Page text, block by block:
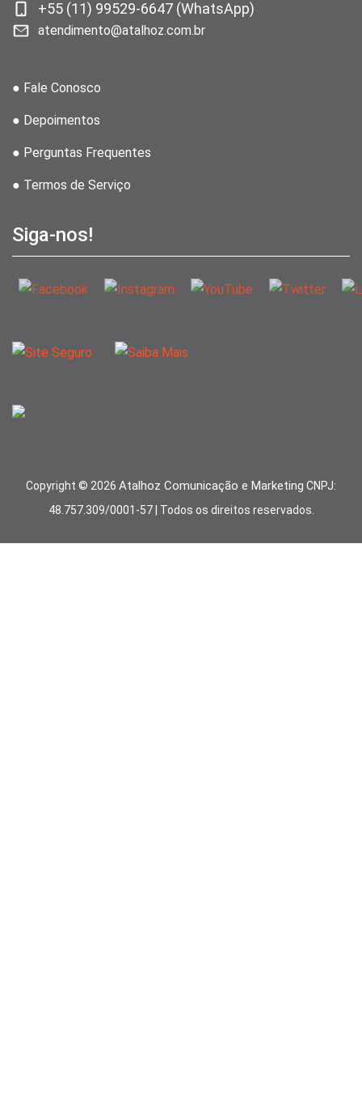
+55 (11) 99529-6647 (WhatsApp)
atendimento@atalhoz.com.br
● Fale Conosco
● Depoimentos
● Perguntas Frequentes
● Termos de Serviço
Siga-nos!
Copyright © 2026 Atalhoz Comunicação e Marketing CNPJ:
48.757.309/0001-57 | Todos os direitos reservados.